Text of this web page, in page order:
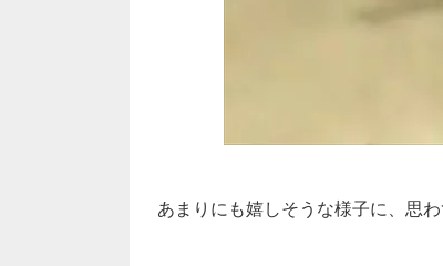
あまりにも嬉しそうな様子に、思